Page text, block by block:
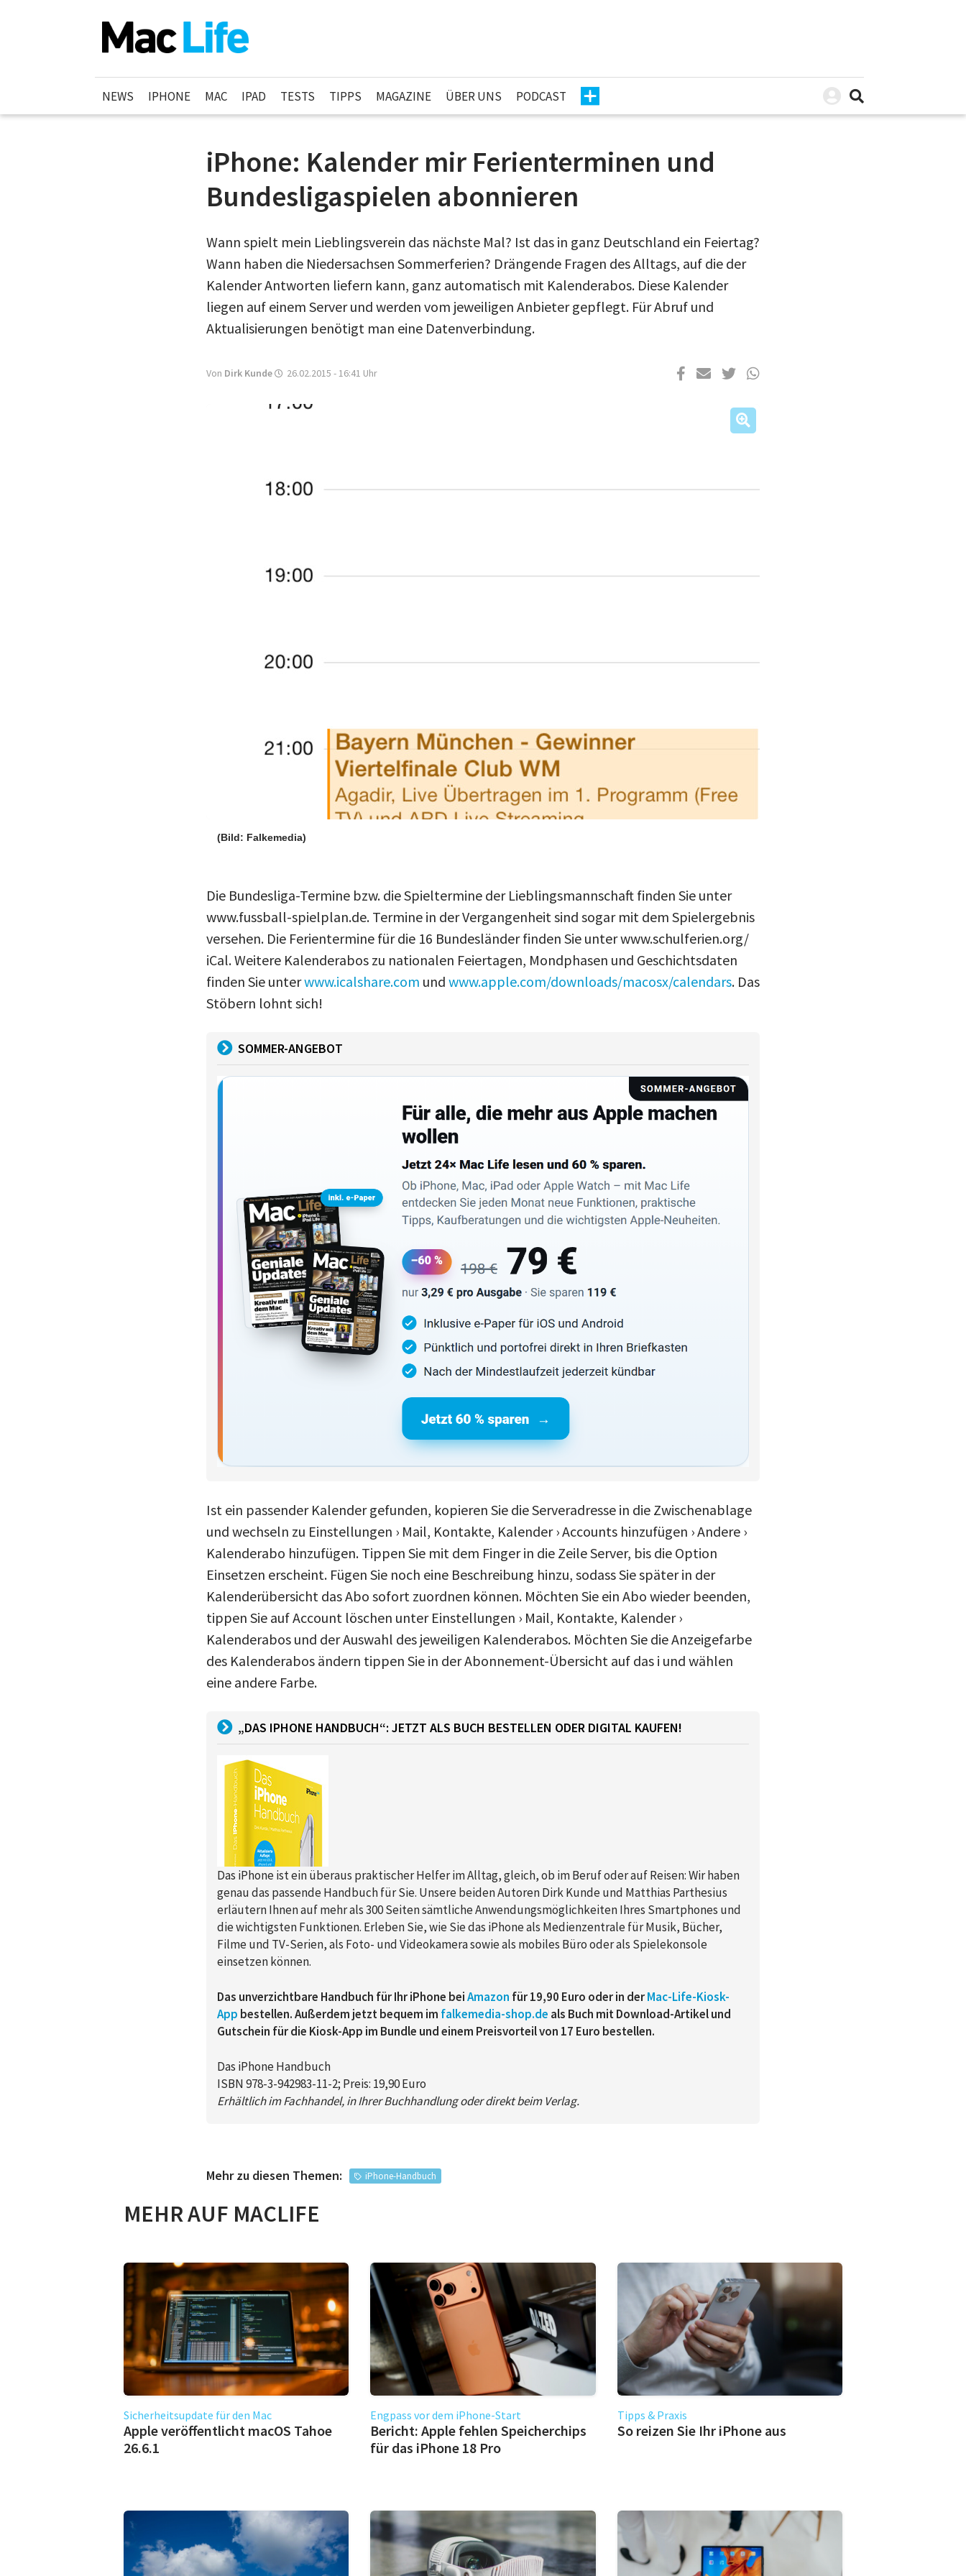
NEWS IPHONE MAC IPAD TESTS TIPPS MAGAZINE ÜBER UNS PODCAST
iPhone: Kalender mir Ferienterminen und
Bundesligaspielen abonnieren
Wann spielt mein Lieblingsverein das nächste Mal? Ist das in ganz Deutschland ein Feiertag?
Wann haben die Niedersachsen Sommerferien? Drängende Fragen des Alltags, auf die der
Kalender Antworten liefern kann, ganz automatisch mit Kalenderabos. Diese Kalender
liegen auf einem Server und werden vom jeweiligen Anbieter gepflegt. Für Abruf und
Aktualisierungen benötigt man eine Datenverbindung.
Von Dirk Kunde 26.02.2015 - 16:41 Uhr
(Bild: Falkemedia)
Die Bundesliga-Termine bzw. die Spieltermine der Lieblingsmannschaft finden Sie unter
www.fussball-spielplan.de. Termine in der Vergangenheit sind sogar mit dem Spielergebnis
versehen. Die Ferientermine für die 16 Bundesländer finden Sie unter www.schulferien.org/
iCal. Weitere Kalenderabos zu nationalen Feiertagen, Mondphasen und Geschichtsdaten
finden Sie unterwww.icalshare.com und www.apple.com/downloads/macosx/calendars. Das
Stöbern lohnt sich!
SOMMER-ANGEBOT
Ist ein passender Kalender gefunden, kopieren Sie die Serveradresse in die Zwischenablage
und wechseln zu Einstellungen › Mail, Kontakte, Kalender › Accounts hinzufügen › Andere ›
Kalenderabo hinzufügen. Tippen Sie mit dem Finger in die Zeile Server, bis die Option
Einsetzen erscheint. Fügen Sie noch eine Beschreibung hinzu, sodass Sie später in der
Kalenderübersicht das Abo sofort zuordnen können. Möchten Sie ein Abo wieder beenden,
tippen Sie auf Account löschen unter Einstellungen › Mail, Kontakte, Kalender ›
Kalenderabos und der Auswahl des jeweiligen Kalenderabos. Möchten Sie die Anzeigefarbe
des Kalenderabos ändern tippen Sie in der Abonnement-Übersicht auf das i und wählen
eine andere Farbe.
„DAS IPHONE HANDBUCH“: JETZT ALS BUCH BESTELLEN ODER DIGITAL KAUFEN!
Das iPhone ist ein überaus praktischer Helfer im Alltag, gleich, ob im Beruf oder auf Reisen: Wir haben
genau das passende Handbuch für Sie. Unsere beiden Autoren Dirk Kunde und Matthias Parthesius
erläutern Ihnen auf mehr als 300 Seiten sämtliche Anwendungsmöglichkeiten Ihres Smartphones und
die wichtigsten Funktionen. Erleben Sie, wie Sie das iPhone als Medienzentrale für Musik, Bücher,
Filme und TV-Serien, als Foto- und Videokamera sowie als mobiles Büro oder als Spielekonsole
einsetzen können.
Das unverzichtbare Handbuch für Ihr iPhone beiAmazon für 19,90 Euro oder in derMac-Life-Kiosk-
App bestellen. Außerdem jetzt bequem im falkemedia-shop.de als Buch mit Download-Artikel und
Gutschein für die Kiosk-App im Bundle und einem Preisvorteil von 17 Euro bestellen.
Das iPhone Handbuch
ISBN 978-3-942983-11-2; Preis: 19,90 Euro
Erhältlich im Fachhandel, in Ihrer Buchhandlung oder direkt beim Verlag.
Mehr zu diesen Themen: iPhone-Handbuch
MEHR AUF MACLIFE
Sicherheitsupdate für den Mac
Apple veröffentlicht macOS Tahoe
26.6.1
Engpass vor dem iPhone-Start
Bericht: Apple fehlen Speicherchips
für das iPhone 18 Pro
Tipps & Praxis
So reizen Sie Ihr iPhone aus